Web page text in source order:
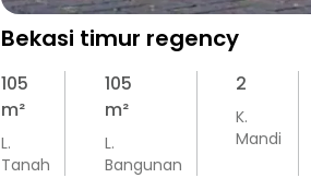
Bekasi timur regency
105
m²
L.
Tanah
105
m²
L.
Bangunan
2
K.
Mandi